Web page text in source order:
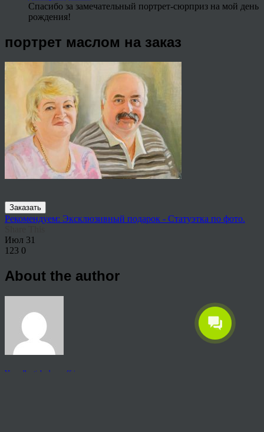
Спасибо за замечательный портрет-сюрприз на мой день
рождения!
портрет маслом на заказ
Заказать
Рекомендуем: Эксклюзивный подарок - Статуэтка по фото.
Июл 31
123 0
About the author
View all articles by rauffri